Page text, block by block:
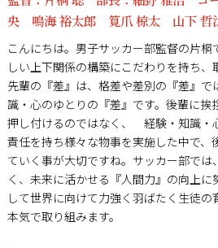
央 鳴海 裕太郎 筧爪 椋太 山下 哲
こんにちは。男子サッカー部監督の片桐
しい上下関係の構築にこだわりを持ち、
先輩の『差』は、格差や差別の『差』で
識・心のゆとりの『差』です。後輩に挨
押し付けるのではなく、 経験・知識・
責任を持ち様々な物事を実施した中で、
ていく事が大切ですね。サッカー部では
く、未来に活かせる『人間力』の向上
して世界に向けて力強く羽ばたく生徒の
本気で取り組みます。